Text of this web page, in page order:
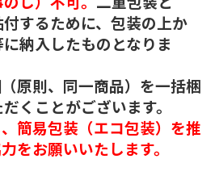
するために、包装の上か
納入したものとなりま
原則、同一商品）を一括梱
くことがございます。
簡易包装（エコ包装）を推
をお願いいたします。